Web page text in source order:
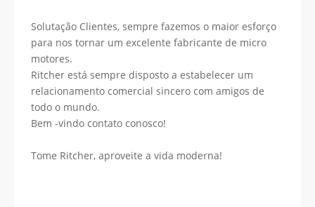
Solutação Clientes, sempre fazemos o maior esforço
para nos tornar um excelente fabricante de micro
motores.
Ritcher está sempre disposto a estabelecer um
relacionamento comercial sincero com amigos de
todo o mundo.
Bem -vindo contato conosco!
Tome Ritcher, aproveite a vida moderna!